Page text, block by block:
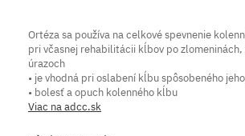
Ortéza sa používa na celkové spevnenie
pri včasnej rehabilitácii kĺbov po
úrazoch
• je vhodná pri oslabení kĺbu spôsobeného
• bolesť a opuch kolenného kĺbu
Viac na adcc.sk